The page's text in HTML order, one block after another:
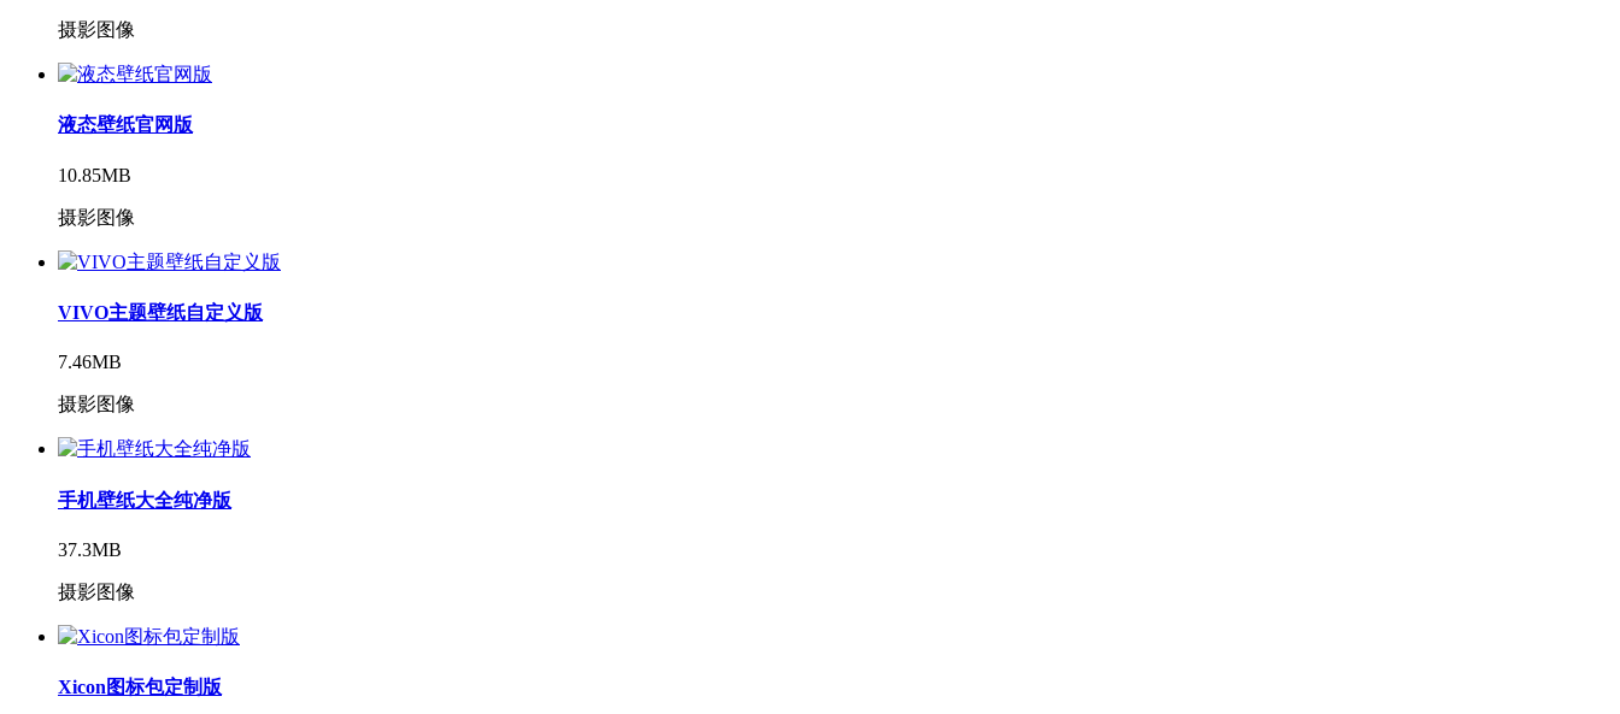
摄影图像
液态壁纸官网版
10.85MB
摄影图像
VIVO主题壁纸自定义版
7.46MB
摄影图像
手机壁纸大全纯净版
37.3MB
摄影图像
Xicon图标包定制版